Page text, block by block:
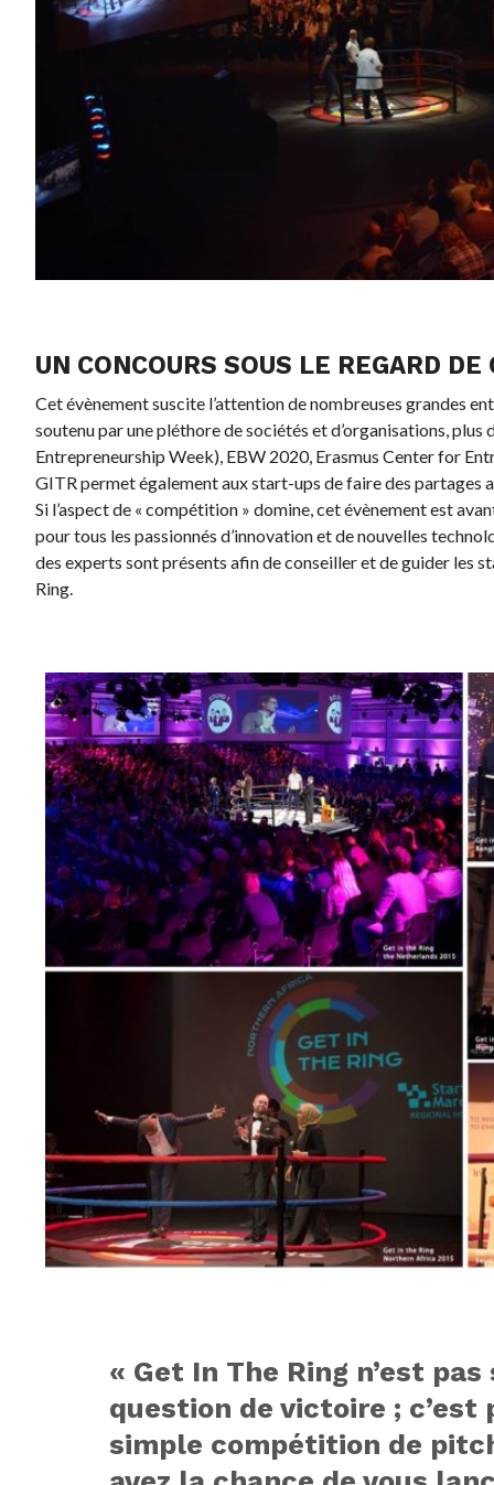
UN CONCOURS SOUS LE REGARD
Cet évènement suscite l’attention de nombreuses grandes
soutenu par une pléthore de sociétés et d’organisations, plus
Entrepreneurship Week), EBW 2020, Erasmus Center for
GITR permet également aux start-ups de faire des partages
Si l’aspect de « compétition » domine, cet évènement est
pour tous les passionnés d’innovation et de nouvelles
des experts sont présents afin de conseiller et de guider les
Ring.
« Get In The Ring n’est
question de victoire ; c’est
simple compétition de